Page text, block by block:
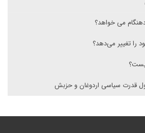
می خواهد؟
را تغییر می‌دهد؟
قدرت سیاسی اردوغان و حزبش